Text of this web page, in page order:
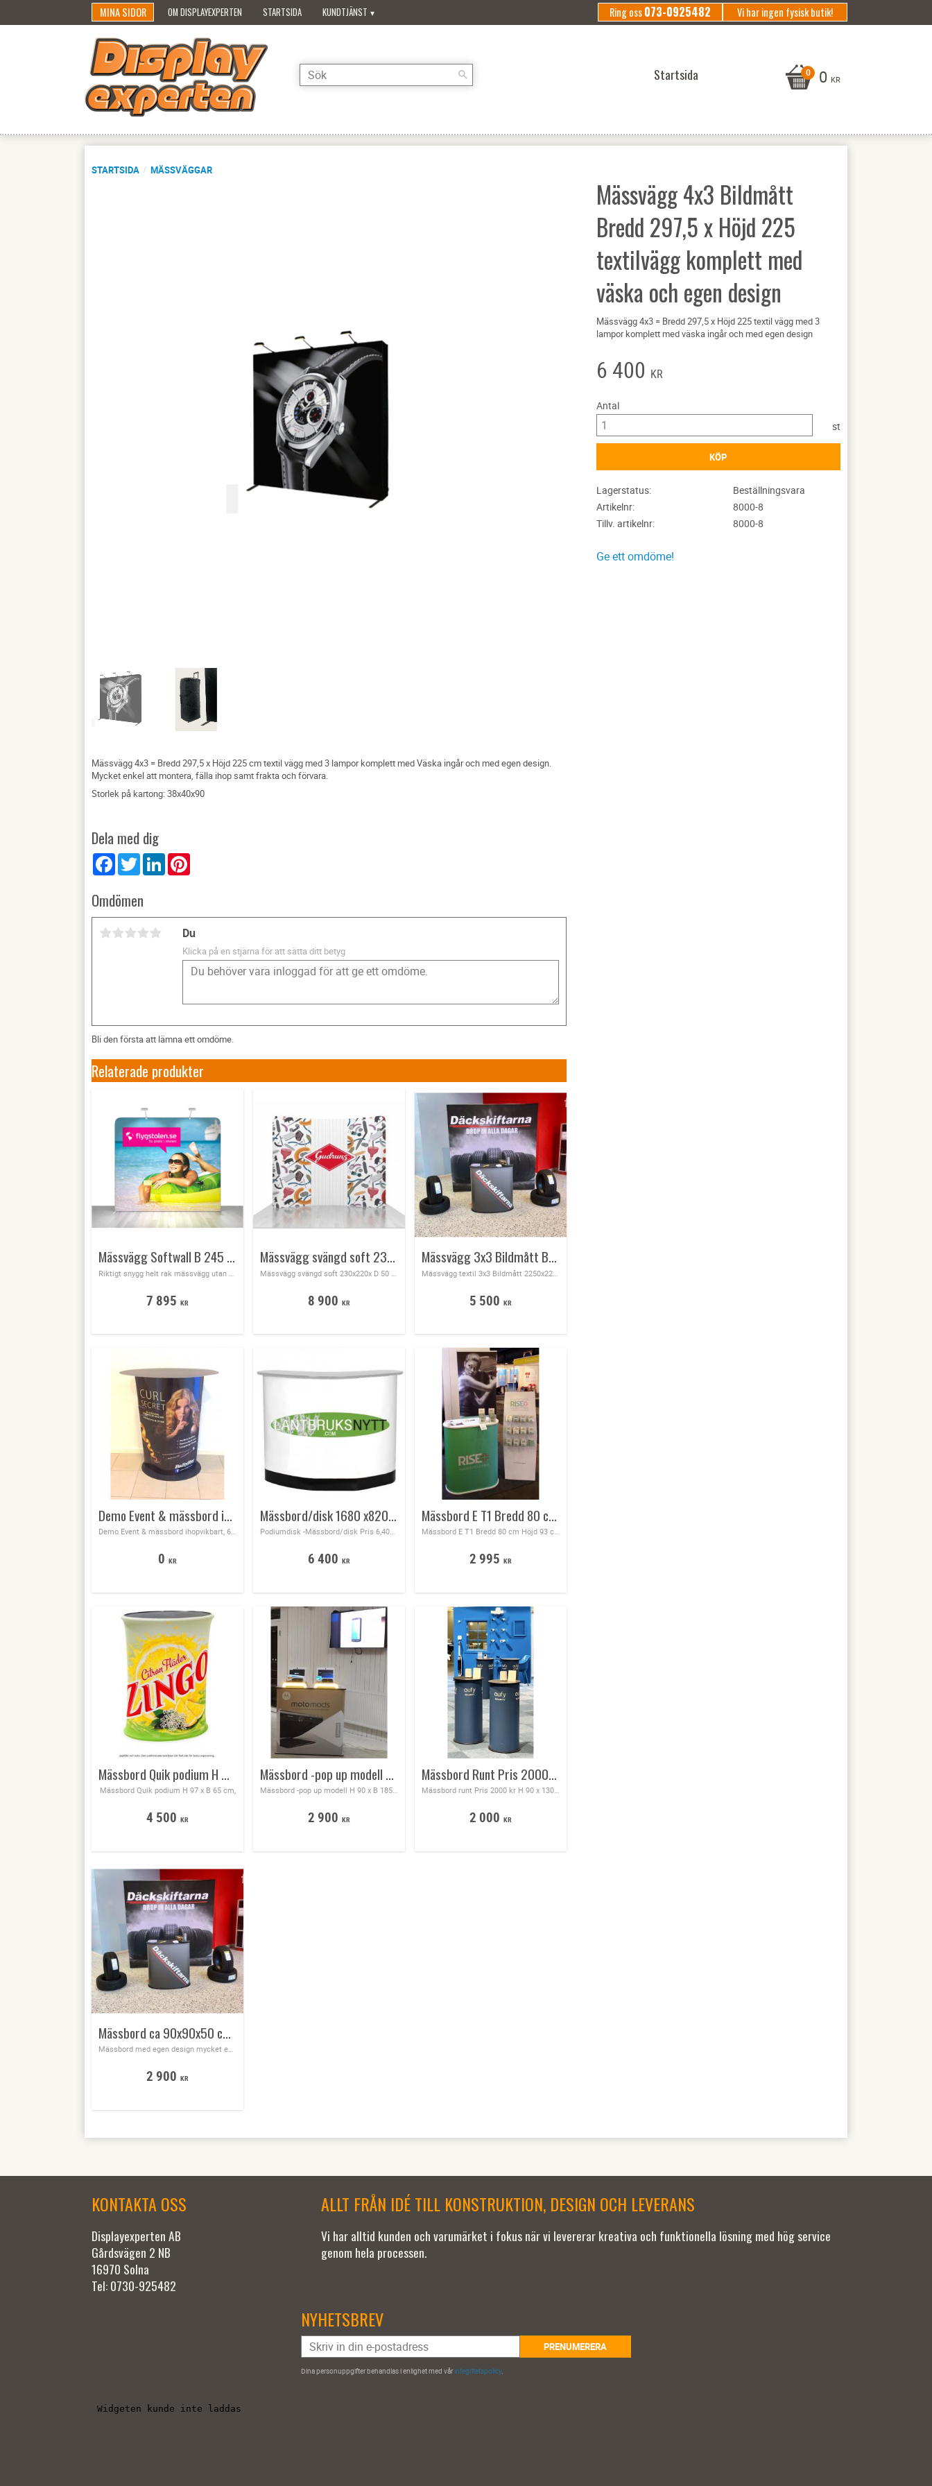
Vi har ingen fysisk butik!
Ring oss073-0925482
MINA SIDOR OM DISPLAYEXPERTEN STARTSIDA KUNDTJÄNST
0 KR
Startsida
STARTSIDA MÄSSVÄGGAR
Mässvägg 4x3 Bildmått
Bredd 297,5 x Höjd 225
textilvägg komplett med
väska och egen design
Mässvägg 4x3 = Bredd 297,5 x Höjd 225 textil vägg med 3
lampor komplett med väska ingår och med egen design
6 400 KR
Antal
st
KÖP
Lagerstatus
Beställningsvara
Artikelnr
8000-8
Tillv. artikelnr
8000-8
Ge ett omdöme!
Mässvägg 4x3 = Bredd 297,5 x Höjd 225 cm textil vägg med 3 lampor komplett med Väska ingår och med egen design.
Mycket enkel att montera, fälla ihop samt frakta och förvara.
Storlek på kartong: 38x40x90
Dela med dig
FacebookTwitter LinkedIn
Omdömen
Du
Klicka på en stjärna för att sätta ditt betyg
Bli den första att lämna ett omdöme.
Relaterade produkter
Mässvägg Softwall B 245 x H 220 cm
7 895 KR
Mässvägg svängd soft 230x220x D 50 cm med 2 lampor
8 900 KR
Mässvägg 3x3 Bildmått Bred 225 x Höjd 225 cm med 2 lampor komplett med väska
Mässvägg textil 3x3 Bildmått 2250x2250 mm texilvägg med belysning och väska ingår och egen design, mycket enkel att montera, fälla ihop samt frakta
5 500 KR
Demo Event & mässbord ihopvikbart 68x44x100 cm högt
Demo Event & mässbord ihopvikbart, 68x44x100 cm högt
0 KR
Mässbord/disk 1680 x820 cm 6400 kr med egen design Transport och förvaring i ett.
Podiumdisk -Mässbord/disk Pris 6,400 kr 1680 x 820 cm med egen design Transport och förvaring i ett.Tryckyta / bildvåd 1680x 820 mm
6 400 KR
Mässbord E T1 Bredd 80 cm Höjd 93 cm Djup 40 cm 4-färgstryck ingår
Mässbord E T1 Bredd 80 cm Höjd 93 cm Djup 40 cm 4-färgstryck ingår
2 995 KR
Mässbord Quik podium H 97 x B 65 cm , enkel montering med gasdämpare
Mässbord Quik podium H 97 x B 65 cm,
4 500 KR
Mässbord -pop up modell H 89 x B 185 x D 43 med egen design
Mässbord -pop up modell H 90 x B 185 x D 43 med egen design 2900 kr
2 900 KR
Mässbord Runt Pris 2000 kr H 90 x 130 cm bordsyta 40 cm rund svart skiva
Mässbord runt Pris 2000 kr H 90 x 130 cm tryckformat bordsyta 40 cm rund svart skiva, enkelt och smidigt mässbord
2 000 KR
Mässbord ca 90x90x50 cm med egen design mycket enkelt att montera utan verktyg
Mässbord med egen design mycket enkelt att montera utan verktyg. Convex formad, med bordsskiva i trä svartlack
2 900 KR
KONTAKTA OSS
Displayexperten AB
Gårdsvägen 2 NB
16970 Solna
Tel: 0730-925482
ALLT FRÅN IDÉ TILL KONSTRUKTION, DESIGN OCH LEVERANS
Vi har alltid kunden och varumärket i fokus när vi levererar kreativa och funktionella lösning med hög service
genom hela processen.
NYHETSBREV
PRENUMERERA
Dina personuppgifter behandlas i enlighet med vårintegritetspolicy.